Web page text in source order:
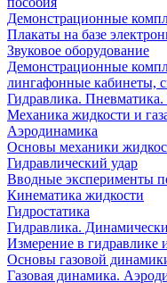
Демонстрационные
Плакаты на базе
Звуковое оборудование
Демонстрационные
лингафонные кабинеты,
Гидравлика. Пневматика.
Механика жидкости и
Аэродинамика
Основы механики
Гидравлический удар
Вводные эксперименты
Кинематика жидкости
Гидростатика
Гидравлика.
Измерение в гидравлике
Основы газовой
Газовая динамика.